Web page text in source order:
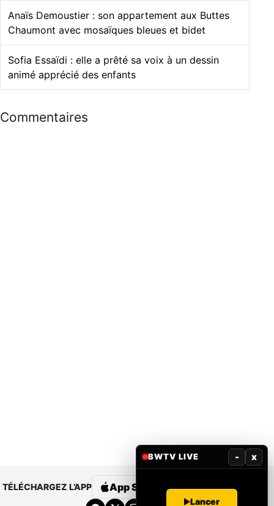
Anaïs Demoustier : son appartement aux Buttes
Chaumont avec mosaïques bleues et bidet
Sofia Essaïdi : elle a prêté sa voix à un dessin
animé apprécié des enfants
Commentaires
TÉLÉCHARGEZ L’APP App Store Google Play
BWTV LIVE - x
Lancer